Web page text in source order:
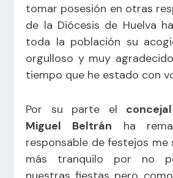
tomar posesión en otras
de la Diócesis de Huelva
toda la población su
orgulloso y muy
tiempo que he estado con
Por su parte el
Miguel Beltrán ha
responsable de festejos me
más tranquilo por no